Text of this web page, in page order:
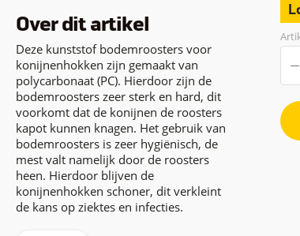
Over dit artikel
Deze kunststof bodemroosters voor
konijnenhokken zijn gemaakt van
polycarbonaat (PC). Hierdoor zijn de
bodemroosters zeer sterk en hard, dit
voorkomt dat de konijnen de roosters
kapot kunnen knagen. Het gebruik van
bodemroosters is zeer hygiënisch, de
mest valt namelijk door de roosters
heen. Hierdoor blijven de
konijnenhokken schoner, dit verkleint
de kans op ziektes en infecties.